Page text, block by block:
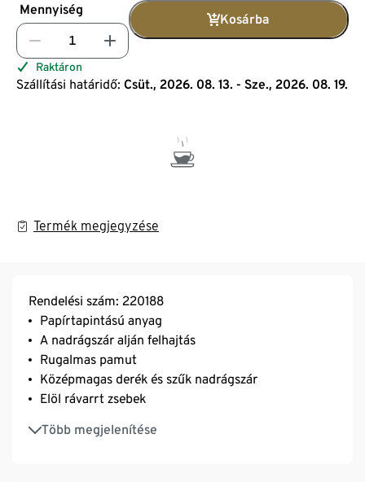
Mennyiség
Kosárba
Raktáron
Szállítási határidő: Csüt., 2026. 08. 13. - Sze., 2026. 08. 19.
Termék megjegyzése
Rendelési szám: 220188
Papírtapintású anyag
A nadrágszár alján felhajtás
Rugalmas pamut
Középmagas derék és szűk nadrágszár
Elöl rávarrt zsebek
Több megjelenítése
Casual fit fazon